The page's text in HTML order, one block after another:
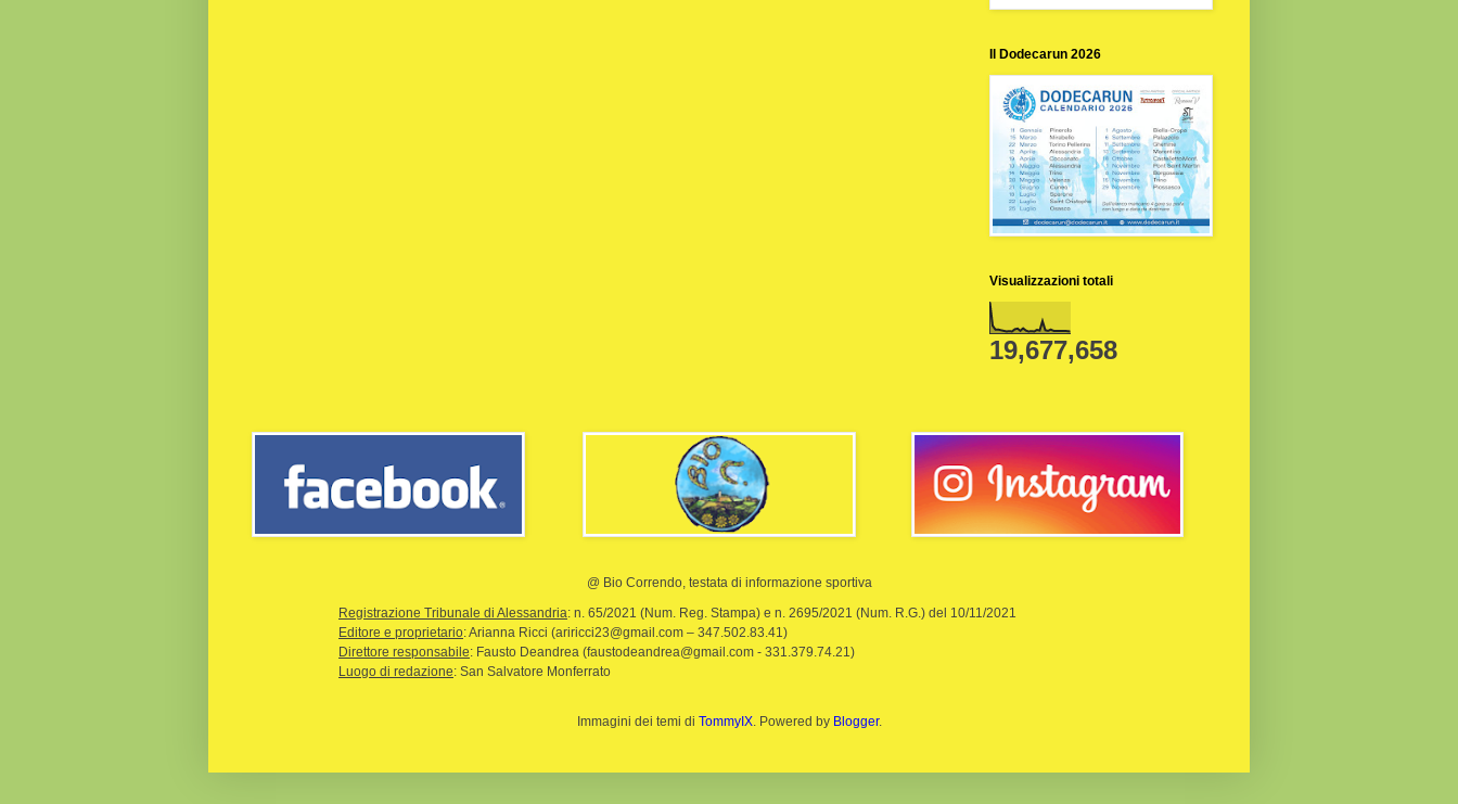
Il Dodecarun 2026
Visualizzazioni totali
19,677,658
@ Bio Correndo, testata di informazione sportiva
Registrazione Tribunale di Alessandria: n. 65/2021 (Num. Reg. Stampa) e n. 2695/2021 (Num. R.G.) del 10/11/2021
Editore e proprietario: Arianna Ricci (ariricci23@gmail.com – 347.502.83.41)
Direttore responsabile: Fausto Deandrea (faustodeandrea@gmail.com - 331.379.74.21)
Luogo di redazione: San Salvatore Monferrato
Immagini dei temi di TommyIX. Powered by Blogger.